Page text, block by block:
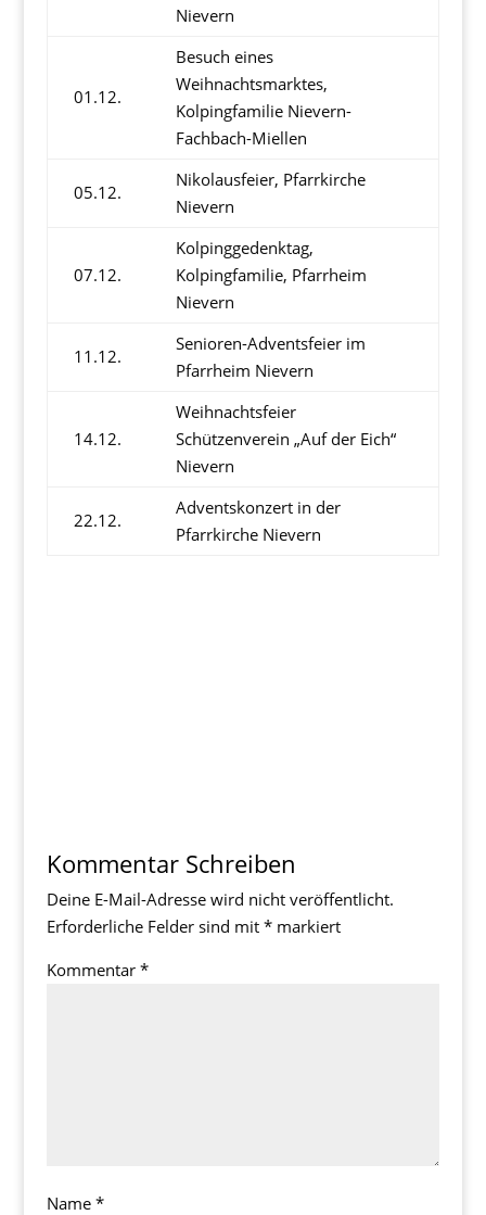
Nievern
01.12.
Besuch eines
Weihnachtsmarktes,
Kolpingfamilie Nievern-
Fachbach-Miellen
05.12.
Nikolausfeier, Pfarrkirche
Nievern
07.12.
Kolpinggedenktag,
Kolpingfamilie, Pfarrheim
Nievern
11.12.
Senioren-Adventsfeier im
Pfarrheim Nievern
14.12.
Weihnachtsfeier
Schützenverein „Auf der Eich“
Nievern
22.12.
Adventskonzert in der
Pfarrkirche Nievern
Kommentar Schreiben
Deine E-Mail-Adresse wird nicht veröffentlicht.
Erforderliche Felder sind mit *markiert
Kommentar *
Name *